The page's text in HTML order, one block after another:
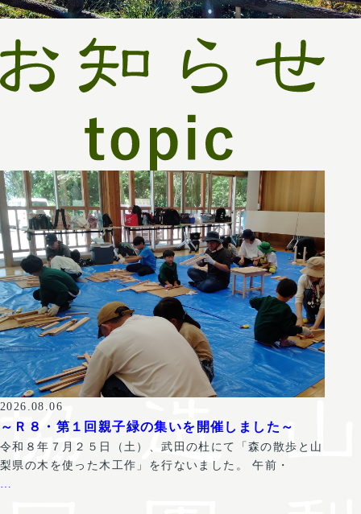
2026.08.06
～Ｒ８・第１回親子緑の集いを開催しました～
令和８年７月２５日（土）、武田の杜にて「森の散歩と山
梨県の木を使った木工作」を行ないました。 午前・